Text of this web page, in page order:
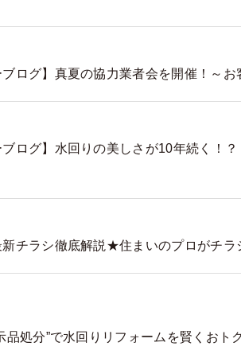
ブログ】真夏の協力業者会を開催！～
ブログ】水回りの美しさが10年続く！
チラシ徹底解説★住まいのプロがチラ
品処分”で水回りリフォームを賢くおト